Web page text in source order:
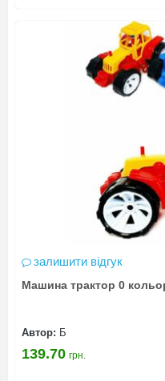
залишити відгук
Машина трактор 0
Автор: Б
139.70 грн.